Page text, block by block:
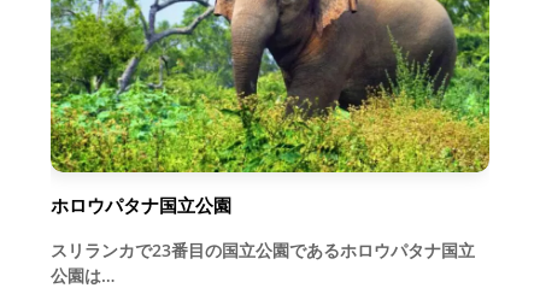
ホロウパタナ国立公園
スリランカで23番目の国立公園であるホロウパタナ国立
公園は…